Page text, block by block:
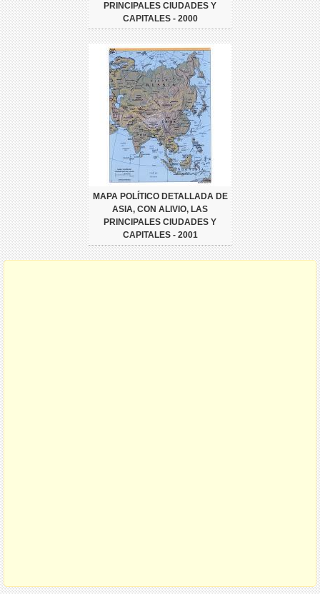
PRINCIPALES CIUDADES Y
CAPITALES - 2000
MAPA POLÍTICO DETALLADA DE
ASIA, CON ALIVIO, LAS
PRINCIPALES CIUDADES Y
CAPITALES - 2001